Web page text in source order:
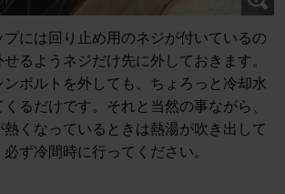
プには回り止め用のネジが付いているの
るようネジだけ先に外しておきます。
ンボルトを外しても、ちょろっと冷却水
るだけです。それと当然の事ながら、
くなっているときは熱湯が吹き出して
ず冷間時に行ってください。